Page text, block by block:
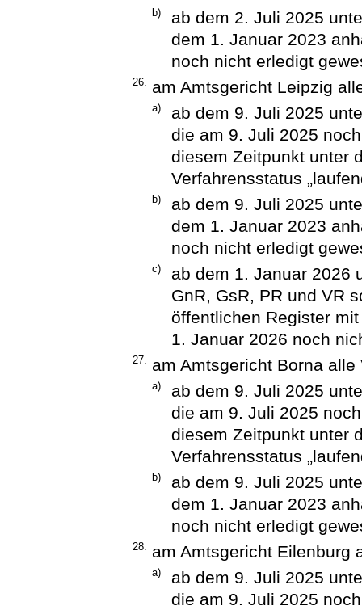
b)
ab dem 2. Juli 2025
dem 1. Januar 2023
noch nicht erledigt
26. am Amtsgericht Leipzig
a)
ab dem 9. Juli 2025
die am 9. Juli 2025
diesem Zeitpunkt unter
Verfahrensstatus
b)
ab dem 9. Juli 2025
dem 1. Januar 2023
noch nicht erledigt
c)
ab dem 1. Januar 2026
GnR, GsR, PR und VR
öffentlichen Register
1. Januar 2026 noch
27. am Amtsgericht Borna alle
a)
ab dem 9. Juli 2025
die am 9. Juli 2025
diesem Zeitpunkt unter
Verfahrensstatus
b)
ab dem 9. Juli 2025
dem 1. Januar 2023
noch nicht erledigt
28. am Amtsgericht Eilenburg
a)
ab dem 9. Juli 2025
die am 9. Juli 2025